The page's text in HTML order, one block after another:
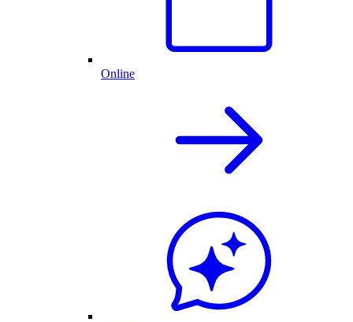
Online